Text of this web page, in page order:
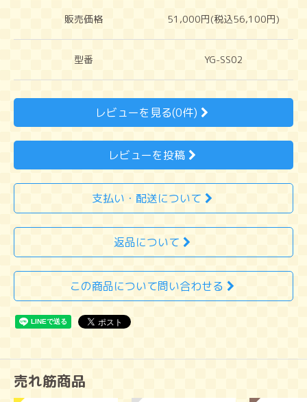
販売価格 51,000円(税込56,100円)
型番 YG-SS02
レビューを見る(0件)
レビューを投稿
支払い・配送について
返品について
この商品について問い合わせる
売れ筋商品